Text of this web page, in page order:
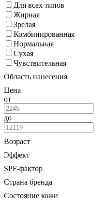
Для всех типов
Жирная
Зрелая
Комбинированная
Нормальная
Сухая
Чувствительная
Область нанесения
Цена
от
до
Возраст
Эффект
SPF-фактор
Страна бренда
Состояние кожи